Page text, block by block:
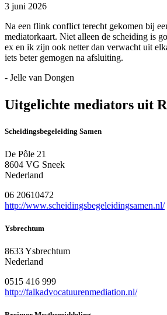
3 juni 2026
Na een flink conflict terecht gekomen bij
mediatorkaart. Niet alleen de scheiding is
ex en ik zijn ook netter dan verwacht uit
iets beter gemogen na afsluiting.
- Jelle van Dongen
Uitgelichte mediators uit
Scheidingsbegeleiding Samen
De Pôle 21
8604 VG Sneek
Nederland
06 20610472
http://www.scheidingsbegeleidingsamen.nl/
Ysbrechtum
8633 Ysbrechtum
Nederland
0515 416 999
http://falkadvocatuurenmediation.nl/